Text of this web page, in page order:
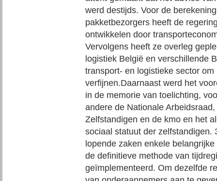
werd destijds. Voor de
pakketbezorgers heeft de
ontwikkelen door
Vervolgens heeft ze overleg
logistiek België en verschillende
transport- en logistieke sector
verfijnen.Daarnaast werd het
in de memorie van toelichting,
andere de Nationale
Zelfstandigen en de kmo en het
sociaal statuut der zelfstandigen.
lopende zaken enkele
de definitieve methode van
geïmplementeerd. Om dezelfde